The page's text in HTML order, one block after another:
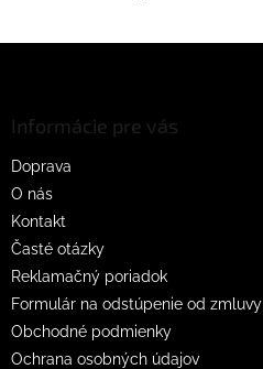
Informácie pre vás
Doprava
O nás
Kontakt
Časté otázky
Reklamačný poriadok
Formulár na odstúpenie od zmluvy
Obchodné podmienky
Ochrana osobných údajov